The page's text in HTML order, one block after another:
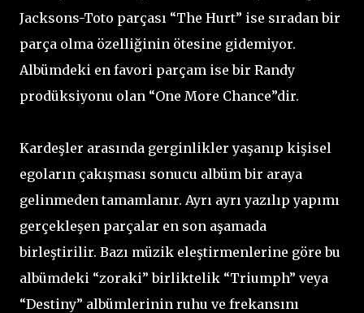
Jacksons-Toto parçası “The Hurt” ise sıradan bir
parça olma özelliğinin ötesine gidemiyor.
Albümdeki en favori parçam ise bir Randy
prodüksiyonu olan “One More Chance”dir.
Kardeşler arasında gerginlikler yaşanıp kişisel
egoların çakışması sonucu albüm bir araya
gelinmeden tamamlanır. Ayrı ayrı yazılıp yapımı
gerçekleşen parçalar en son aşamada
birleştirilir. Bazı müzik eleştirmenlerine göre bu
albümdeki “zoraki” birliktelik “Triumph” veya
“Destiny” albümlerinin ruhu ve frekansını